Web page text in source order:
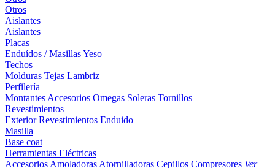
Otros
Aislantes
Aislantes
Placas
Enduídos / MasillasYeso
Techos
Molduras Tejas Lambriz
Perfilería
Montantes Accesorios Omegas Soleras Tornillos
Revestimientos
ExteriorRevestimientos Enduido
Masilla
Base coat
Herramientas Eléctricas
Accesorios Amoladoras Atornilladoras Cepillos Compresores Ver